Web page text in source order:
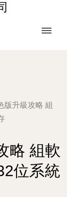
版升級攻略 組
略 組軟
位系統